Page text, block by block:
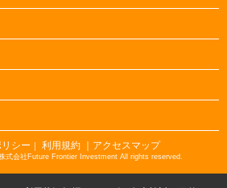
シー ｜ 利用規約 ｜アクセスマップ
式会社Future Frontier Investment All rights reserved.